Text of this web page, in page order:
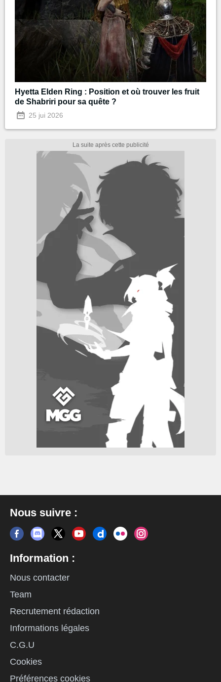
Hyetta Elden Ring : Position et où trouver les fruit
de Shabriri pour sa quête ?
25 jui 2026
Nous suivre :
Information :
Nous contacter
Team
Recrutement rédaction
Informations légales
C.G.U
Cookies
Préférences cookies